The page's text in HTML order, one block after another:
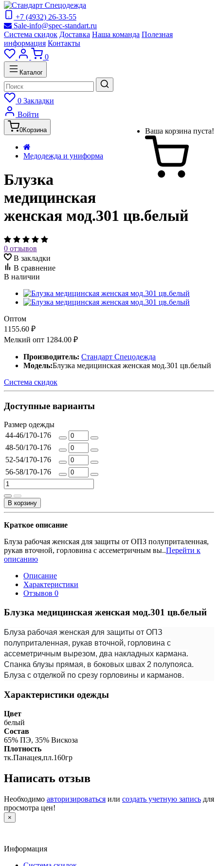
+7 (4932) 26-33-55
Sale-info@spec-standart.ru
Система скидок Доставка Наша команда Полезная
информация Контакты
0
Каталог
0 Закладки
Войти
0Корзина Ваша корзина пуста!
Медодежда и униформа
Блузка
медицинская
женская мод.301 цв.белый
0 отзывов
В закладки
В сравнение
В наличии
Оптом
1155.60 ₽
Мелкий опт 1284.00 ₽
Производитель: Стандарт Спецодежда
Модель:Блузка медицинская женская мод.301 цв.белый
Система скидок
Доступные варианты
Размер одежды
44-46/170-176
48-50/170-176
52-54/170-176
56-58/170-176
В корзину
Краткое описание
Блуза рабочая женская для защиты от ОПЗ полуприталенная,
рукав вточной, горловина с ассеметричным вы..Перейти к
описанию
Описание
Характеристики
Отзывов 0
Блузка медицинская женская мод.301 цв.белый
Блуза рабочая женская для защиты от ОПЗ
полуприталенная, рукав вточной, горловина с
ассеметричным вырезом, два накладных кармана.
Спанка блузы прямая, в боковых швах 2 полупояса.
Блуза с отделкой по срезу горловины и карманов.
Характеристики одежды
Цвет
белый
Состав
65% ПЭ, 35% Вискоза
Плотность
тк.Панацея,пл.160гр
Написать отзыв
Необходимо авторизироваться или создать учетную запись для
просмотра цен!
×
Информация